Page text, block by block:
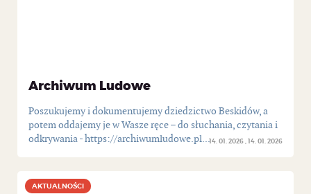
Archiwum Ludowe
14. 01. 2026 14. 01. 2026
Poszukujemy i dokumentujemy dziedzictwo Beskidów, a
potem oddajemy je w Wasze ręce – do słuchania, czytania i
odkrywania - https://archiwumludowe.pl...
AKTUALNOŚCI
AKTUALNOŚCI